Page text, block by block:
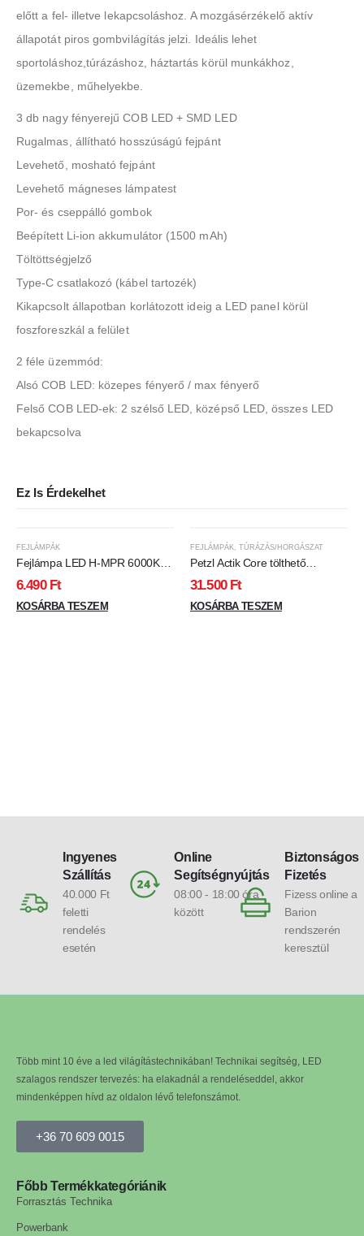
előtt a fel- illetve lekapcsoláshoz. A mozgásérzékelő aktív
állapotát piros gombvilágítás jelzi. Ideális lehet
sportoláshoz,túrázáshoz, háztartás körül munkákhoz,
üzemekbe, műhelyekbe.
3 db nagy fényerejű COB LED + SMD LED
Rugalmas, állítható hosszúságú fejpánt
Levehető, mosható fejpánt
Levehető mágneses lámpatest
Por- és cseppálló gombok
Beépített Li-ion akkumulátor (1500 mAh)
Töltöttségjelző
Type-C csatlakozó (kábel tartozék)
Kikapcsolt állapotban korlátozott ideig a LED panel körül
foszforeszkál a felület
2 féle üzemmód:
Alsó COB LED: közepes fényerő / max fényerő
Felső COB LED-ek: 2 szélső LED, középső LED, összes LED
bekapcsolva
Ez Is Érdekelhet
FEJLÁMPÁK
Fejlámpa LED H-MPR 6000K
LED2B
6.490 Ft
KOSÁRBA TESZEM
FEJLÁMPÁK TÚRÁZÁS/HORGÁSZAT
Petzl Actik Core tölthető
fejlámpa 600 lumen 115 m piros
31.500 Ft
KOSÁRBA TESZEM
Ingyenes
Szállítás
40.000 Ft
feletti
rendelés
esetén
Online
Segítségnyújtás
08:00 - 18:00 óra
között
Biztonságos
Fizetés
Fizess online a
Barion
rendszerén
keresztül
Több mint 10 éve a led világítástechnikában! Technikai segítség, LED
szalagos rendszer tervezés: ha elakadnál a rendeléseddel, akkor
mindenképpen hívd az oldalon lévő telefonszámot.
+36 70 609 0015
Főbb Termékkategóriánik
Forrasztás Technika
Powerbank